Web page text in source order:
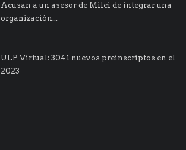
Acusan a un asesor de Milei de integrar una
organización...
ULP Virtual: 3041 nuevos preinscriptos en el
2023